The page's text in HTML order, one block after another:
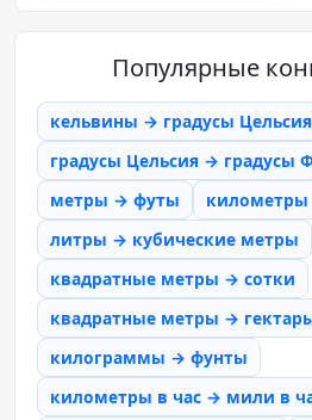
Популярные
кельвины → градусы Цельсия
градусы Цельсия → градусы
метры → футы
литры → кубические метры
квадратные метры → сотки
квадратные метры →
килограммы → фунты
километры в час → мили в